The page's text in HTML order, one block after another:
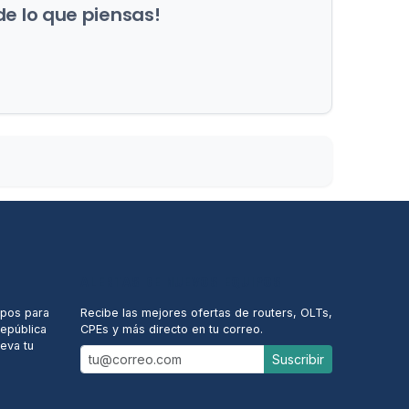
lo que piensas!
para
tu
Recibe las mejores ofertas de routers, OLTs,
CPEs y más directo en tu correo.
Suscribir